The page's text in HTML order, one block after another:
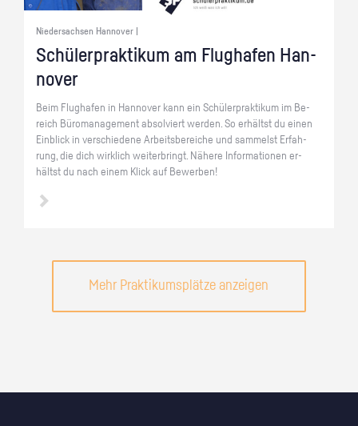
Niedersachsen Hannover |
Schü­ler­prak­ti­kum am Flug­ha­fen Han­
no­ver
Beim Flug­ha­fen in Han­no­ver kann ein Schü­ler­prak­ti­kum im Be­
reich Bü­ro­ma­nage­ment ab­sol­viert wer­den. So er­hältst du einen
Ein­blick in ver­schie­de­ne Ar­beits­be­rei­che und sam­melst Er­fah­
rung, die dich wirk­lich wei­ter­bringt. Nä­he­re In­for­ma­tio­nen er­
hältst du nach einem Klick auf Be­wer­ben!
Mehr Praktikumsplätze anzeigen